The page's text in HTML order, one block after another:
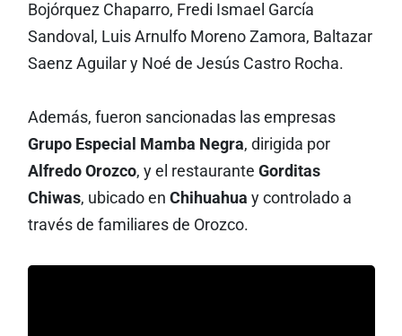
Bojórquez Chaparro, Fredi Ismael García
Sandoval, Luis Arnulfo Moreno Zamora, Baltazar
Saenz Aguilar y Noé de Jesús Castro Rocha.
Además, fueron sancionadas las empresas
Grupo Especial Mamba Negra, dirigida por
Alfredo Orozco, y el restaurante Gorditas
Chiwas, ubicado en Chihuahua y controlado a
través de familiares de Orozco.